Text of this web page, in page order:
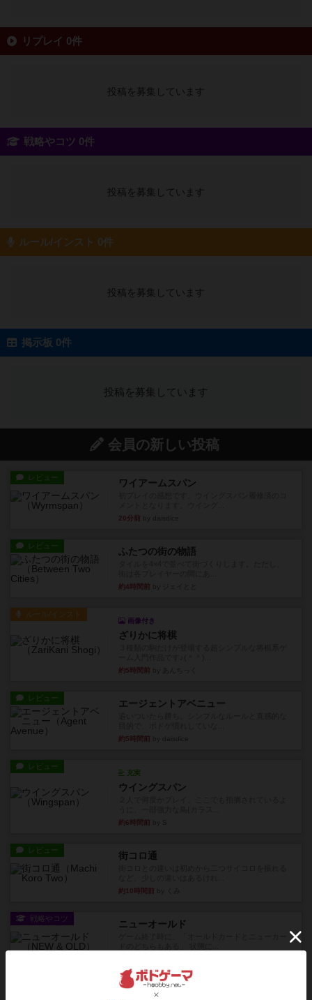
リプレイ 0件
投稿を募集しています
戦略やコツ 0件
投稿を募集しています
ルール/インスト 0件
投稿を募集しています
掲示板 0件
投稿を募集しています
会員の新しい投稿
レビュー ワイアームスパン
20分前
レビュー ふたつの街の物語
約4時間前
ルール/インスト
画像付き
ざりかに将棋
約5時間前
レビュー エージェントアベニュー
約5時間前
レビュー
充実
ウイングスパン
約6時間前
レビュー 街コロ通
約10時間前
戦略やコツ ニューオールド
ニューオールド